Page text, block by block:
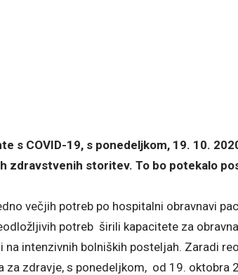
s COVID-19, s ponedeljkom, 19. 10.
zdravstvenih storitev. To bo potekalo
večjih potreb po hospitalni obravnavi
potreb širili kapacitete za
intenzivnih bolniških posteljah. Zaradi
za zdravje, s ponedeljkom, od 19. oktobra